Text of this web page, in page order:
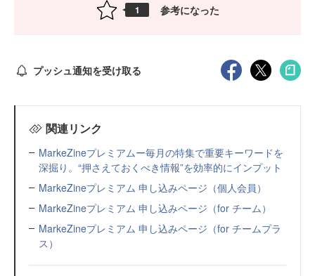
1 参考になった
プッシュ通知を受け取る
関連リンク
MarkeZineプレミアムー毎月の特集で重要キーワードを
深掘り。“押さえておくべき情報”を効率的にインプット
MarkeZineプレミアム 申し込みページ（個人会員）
MarkeZineプレミアム 申し込みページ（for チーム）
MarkeZineプレミアム 申し込みページ（for チームプラ
ス）